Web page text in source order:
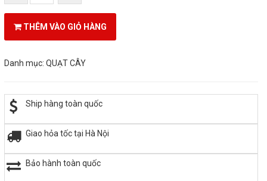
Panasonic
F-
điều
lượng
THÊM VÀO GIỎ HÀNG
Danh mục: QUẠT CÂY
Ship hàng toàn quốc
Giao hỏa tốc tại Hà Nội
Bảo hành toàn quốc